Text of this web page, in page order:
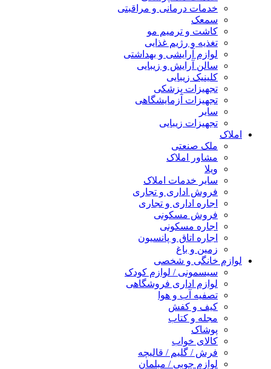
خدمات درمانی و مراقبتی
سمعک
کاشت و ترمیم مو
تغذیه و رژیم غذایی
لوازم آرایشی و بهداشتی
سالن آرایش و زیبایی
کلینیک زیبایی
تجهیزات پزشکی
تجهیزات آزمایشگاهی
سایر
تجهیزات زیبایی
املاک
ملک صنعتی
مشاور املاک
ویلا
سایر خدمات املاک
فروش اداری و تجاری
اجاره اداری و تجاری
فروش مسکونی
اجاره مسکونی
اجاره اتاق و پانسیون
زمین و باغ
لوازم خانگی و شخصی
سیسمونی / لوازم کودک
لوازم اداری فروشگاهی
تصفیه آب و هوا
کیف و کفش
مجله و کتاب
پوشاک
کالای خواب
فرش / گلیم / قالیچه
لوازم چوبی / مبلمان